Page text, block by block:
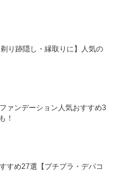
り跡隠し・縁取りに】人気の
ァンデーション人気おすすめ3
！
すめ27選【プチプラ・デパコ